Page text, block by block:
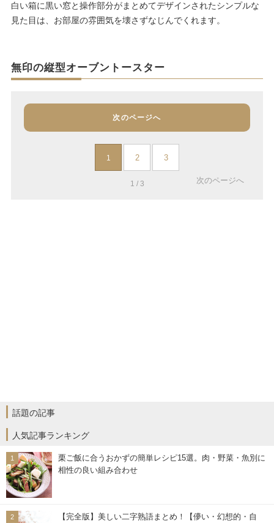
白い箱に黒い窓と操作部分がまとめてデザインされたシンプルな
見た目は、お部屋の雰囲気を壊さずなじんでくれます。
無印の縦型オーブントースター
次のページへ
1 2 3
1 / 3 次のページへ
話題の記事
人気記事ランキング
栗ご飯に合うおかずの簡単レシピ15選。肉・野菜・魚別に
相性の良い組み合わせ
【完全版】美しい二字熟語まとめ！【儚い・幻想的・自